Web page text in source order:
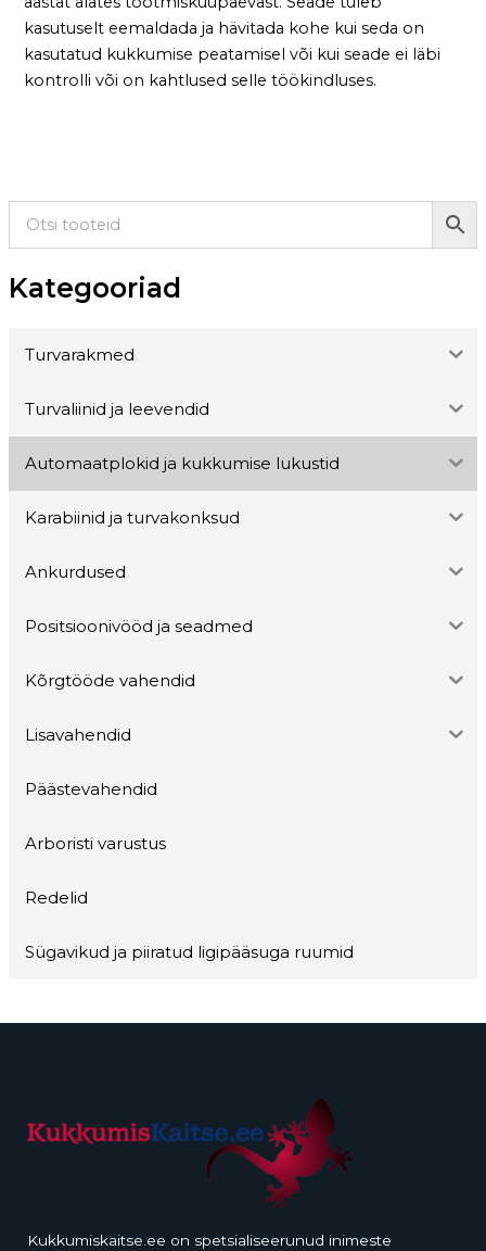
Kategooriad
Turvarakmed
Turvaliinid ja leevendid
Automaatplokid ja kukkumise lukustid
Karabiinid ja turvakonksud
Ankurdused
Positsioonivööd ja seadmed
Kõrgtööde vahendid
Lisavahendid
Päästevahendid
Arboristi varustus
Redelid
Sügavikud ja piiratud ligipääsuga ruumid
kasutuselt eemaldada ja hävitada kohe kui seda on
kasutatud kukkumise peatamisel või kui seade ei läbi
kontrolli või on kahtlused selle töökindluses.
Kukkumiskaitse.ee on spetsialiseerunud inimeste